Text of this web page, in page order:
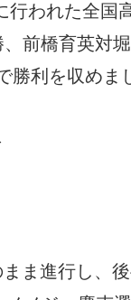
行われた全国
前橋育英対堀
勝利を収めま
ま進行し、